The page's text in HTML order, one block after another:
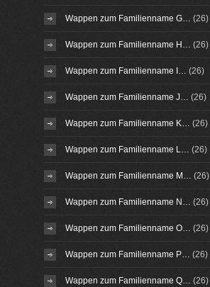
Wappen zum Familienname G… (26)
Wappen zum Familienname H… (26)
Wappen zum Familienname I… (26)
Wappen zum Familienname J… (26)
Wappen zum Familienname K… (26)
Wappen zum Familienname L… (26)
Wappen zum Familienname M… (26)
Wappen zum Familienname N… (26)
Wappen zum Familienname O… (26)
Wappen zum Familienname P… (26)
Wappen zum Familienname Q… (26)